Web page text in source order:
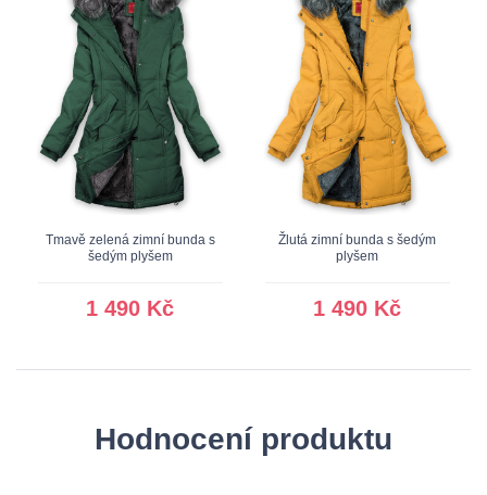
Tmavě zelená zimní bunda s
šedým plyšem
1 490 Kč
Žlutá zimní bunda s šedým
plyšem
1 490 Kč
Hodnocení produktu